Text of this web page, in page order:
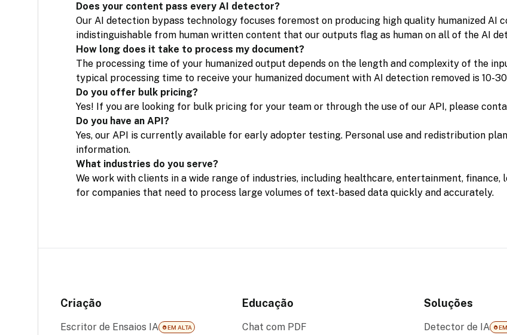
Does your content pass every AI detector?
Our AI detection bypass technology focuses foremost on producing high quality humanized AI
indistinguishable from human written content that our outputs flag as human on all of the AI
How long does it take to process my document?
The processing time of your humanized output depends on the length and complexity of the
typical processing time to receive your humanized document with AI detection removed is 10-
Do you offer bulk pricing?
Yes! If you are looking for bulk pricing for your team or through the use of our API, please
Do you have an API?
Yes, our API is currently available for early adopter testing. Personal use and redistribution
information.
What industries do you serve?
We work with clients in a wide range of industries, including healthcare, entertainment,
for companies that need to process large volumes of text-based data quickly and accurately.
Criação
Escritor de Ensaios IA EM ALTA
Educação
Chat com PDF
Soluções
Detector de IA